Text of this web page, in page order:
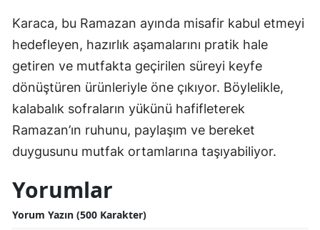
Karaca, bu Ramazan ayında misafir kabul etmeyi
hedefleyen, hazırlık aşamalarını pratik hale
getiren ve mutfakta geçirilen süreyi keyfe
dönüştüren ürünleriyle öne çıkıyor. Böylelikle,
kalabalık sofraların yükünü hafifleterek
Ramazan’ın ruhunu, paylaşım ve bereket
duygusunu mutfak ortamlarına taşıyabiliyor.
Yorumlar
Yorum Yazın (500 Karakter)